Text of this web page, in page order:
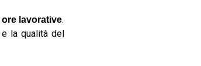
ore lavorative.
e la qualità del